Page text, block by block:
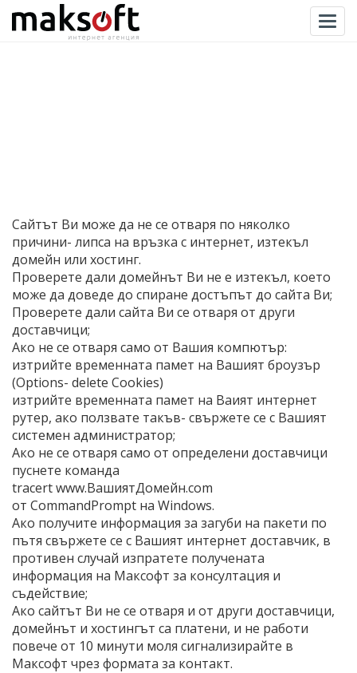
Сайтът Ви може да не се отваря по няколко
причини- липса на връзка с интернет, изтекъл
домейн или хостинг.
Проверете дали домейнът Ви не е изтекъл, което
може да доведе до спиране достъпът до сайта Ви;
Проверете дали сайта Ви се отваря от други
доставчици;
Ако не се отваря само от Вашия компютър:
изтрийте временната памет на Вашият броузър
(Options- delete Cookies)
изтрийте временната памет на Ваият интернет
рутер, ако ползвате такъв- свържете се с Вашият
системен администратор;
Ако не се отваря само от определени доставчици
пуснете команда
tracert www.ВашиятДомейн.com
от CommandPrompt на Windows.
Ако получите информация за загуби на пакети по
пътя свържете се с Вашият интернет доставчик, в
противен случай изпратете получената
информация на Максофт за консултация и
съдействие;
Ако сайтът Ви не се отваря и от други доставчици,
домейнът и хостингът са платени, и не работи
повече от 10 минути моля сигнализирайте в
Максофт чрез формата за контакт.